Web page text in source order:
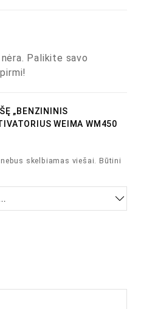
Palikite savo
„BENZININIS
WEIMA WM450
skelbiamas viešai. Būtini